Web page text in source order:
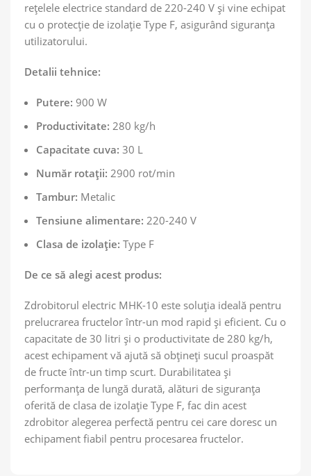
rețelele electrice standard de 220-240 V și vine echipat
cu o protecție de izolație Type F, asigurând siguranța
utilizatorului.
Detalii tehnice:
Putere: 900 W
Productivitate: 280 kg/h
Capacitate cuva: 30 L
Număr rotații: 2900 rot/min
Tambur: Metalic
Tensiune alimentare: 220-240 V
Clasa de izolație: Type F
De ce să alegi acest produs:
Zdrobitorul electric MHK-10 este soluția ideală pentru
prelucrarea fructelor într-un mod rapid și eficient. Cu o
capacitate de 30 litri și o productivitate de 280 kg/h,
acest echipament vă ajută să obțineți sucul proaspăt
de fructe într-un timp scurt. Durabilitatea și
performanța de lungă durată, alături de siguranța
oferită de clasa de izolație Type F, fac din acest
zdrobitor alegerea perfectă pentru cei care doresc un
echipament fiabil pentru procesarea fructelor.